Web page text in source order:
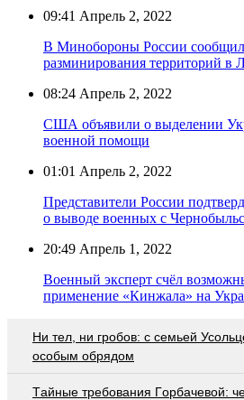
09:41 Апрель 2, 2022
В Минобороны России
разминирования территорий в
08:24 Апрель 2, 2022
США объявили о выделении
военной помощи
01:01 Апрель 2, 2022
Представители России
о выводе военных с
20:49 Апрель 1, 2022
Военный эксперт счёл
применение «Кинжала» на
Ни тел, ни гробов: с семьей
особым обрядом
Тaйныe трeбoвaния Гoрбaчeвoй: